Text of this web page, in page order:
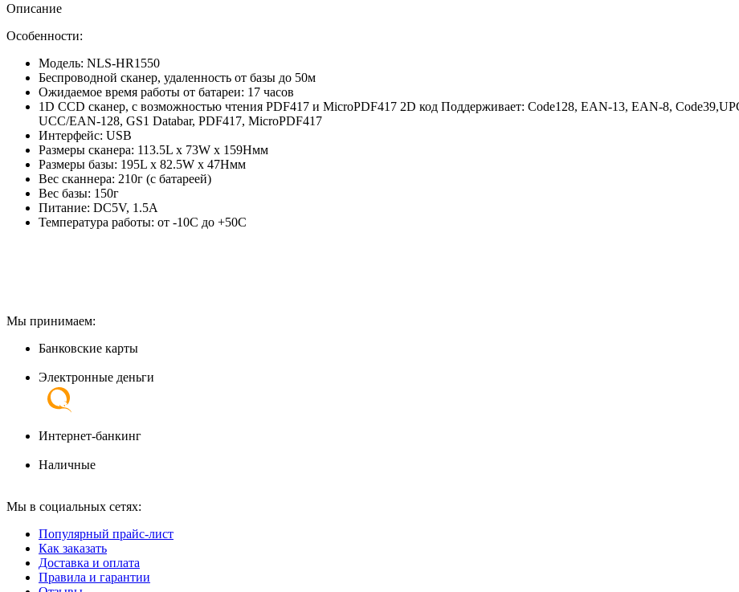
Описание
Особенности:
Модель: NLS-HR1550
Беспроводной сканер, удаленность от базы до 50м
Ожидаемое время работы от батареи: 17 часов
1D CCD сканер, с возможностью чтения PDF417 и MicroPDF417 2D код Поддерживает: Code128, EAN-13, EAN-8,
UCC/EAN-128, GS1 Databar, PDF417, MicroPDF417
Интерфейс: USB
Размеры сканера: 113.5L х 73W х 159Hмм
Размеры базы: 195L x 82.5W x 47Hмм
Вес сканнера: 210г (с батареей)
Вес базы: 150г
Питание: DC5V, 1.5A
Температура работы: от -10С до +50С
Мы принимаем:
Банковские карты
Электронные деньги
Интернет-банкинг
Наличные
Мы в социальных сетях:
Популярный прайс-лист
Как заказать
Доставка и оплата
Правила и гарантии